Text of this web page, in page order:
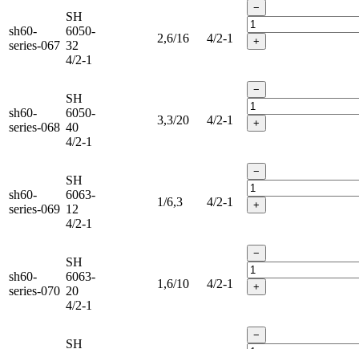
sh60-
series-067
SH
6050-
32
4/2-1
2,6/16 4/2-1
−
+
sh60-
series-068
SH
6050-
40
4/2-1
3,3/20 4/2-1
−
+
sh60-
series-069
SH
6063-
12
4/2-1
1/6,3 4/2-1
−
+
sh60-
series-070
SH
6063-
20
4/2-1
1,6/10 4/2-1
−
+
SH
−